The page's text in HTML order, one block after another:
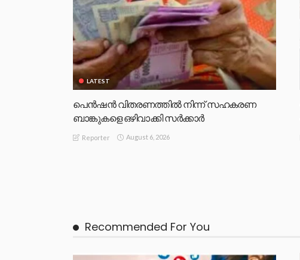
LATEST
പെൻഷൻ വിതരണത്തിൽ നിന്ന് സഹകരണ
ബാങ്കുകളെ ഒഴിവാക്കി സർക്കാർ
Reporter August 6, 2026
Recommended For You